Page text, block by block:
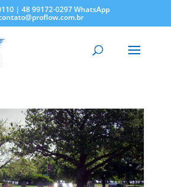
| 48 99172-0297 WhatsApp